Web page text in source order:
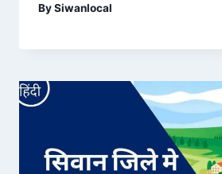
BySiwanlocal